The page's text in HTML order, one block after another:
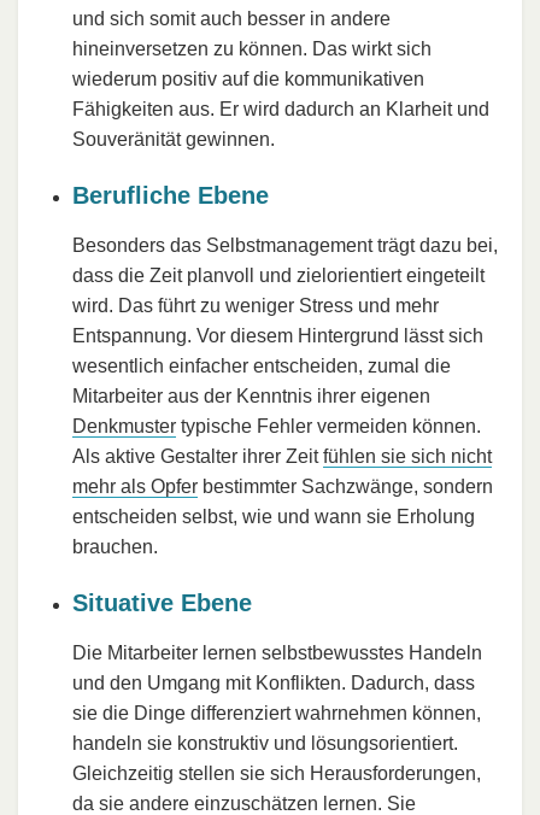
und sich somit auch besser in andere
hineinversetzen zu können. Das wirkt sich
wiederum positiv auf die kommunikativen
Fähigkeiten aus. Er wird dadurch an Klarheit und
Souveränität gewinnen.
Berufliche Ebene
Besonders das Selbstmanagement trägt dazu bei,
dass die Zeit planvoll und zielorientiert eingeteilt
wird. Das führt zu weniger Stress und mehr
Entspannung. Vor diesem Hintergrund lässt sich
wesentlich einfacher entscheiden, zumal die
Mitarbeiter aus der Kenntnis ihrer eigenen
Denkmuster typische Fehler vermeiden können.
Als aktive Gestalter ihrer Zeitfühlen sie sich nicht
mehr als Opfer bestimmter Sachzwänge, sondern
entscheiden selbst, wie und wann sie Erholung
brauchen.
Situative Ebene
Die Mitarbeiter lernen selbstbewusstes Handeln
und den Umgang mit Konflikten. Dadurch, dass
sie die Dinge differenziert wahrnehmen können,
handeln sie konstruktiv und lösungsorientiert.
Gleichzeitig stellen sie sich Herausforderungen,
da sie andere einzuschätzen lernen. Sie